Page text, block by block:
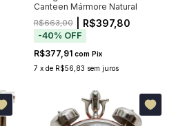
Canteen Mármore Natural
R$663,00| R$397,80
-40% OFF
R$377,91 com Pix
7 x de R$56,83 sem juros